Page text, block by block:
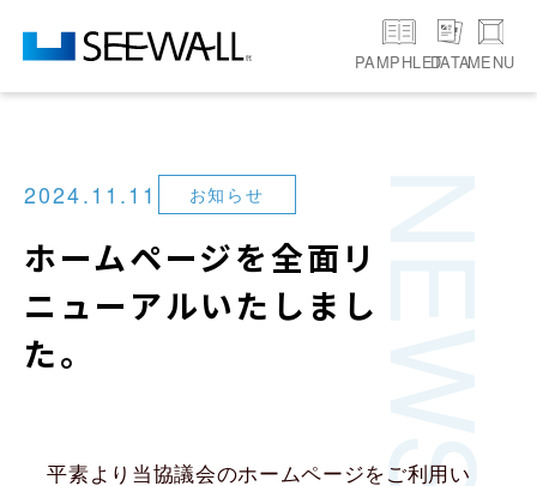
PAMPHLETDATAMENU
NEWS
2024.11.11 お知らせ
ホームページを全面リ
ニューアルいたしまし
た。
平素より当協議会のホームページをご利用い